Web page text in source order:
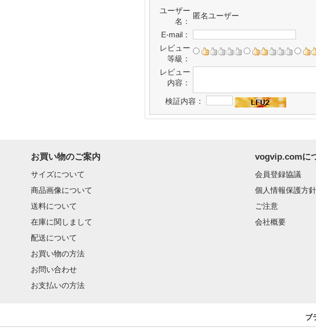
ユーザー
名：
匿名ユーザー
E-mail：
レビュー
等級：
レビュー
内容：
検証内容：
お買い物のご案内
サイズについて
商品画像について
送料について
在庫に関しまして
配送について
お買い物の方法
お問い合わせ
お支払いの方法
vogvip.comに
会員登録協議
個人情報保護方針
ご注意
会社概要
ブ